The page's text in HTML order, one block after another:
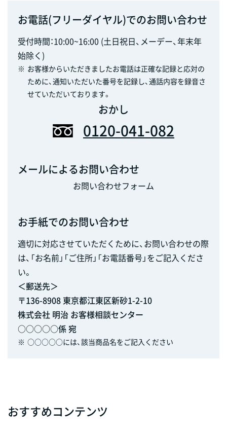
お電話(フリーダイヤル)でのお問い合わせ
受付時間：10:00~16:00 (土日祝日、メーデー、年末年
始除く)
※ お客様からいただきましたお電話は正確な記録と応対の
ために、通知いただいた番号を記録し、通話内容を録音さ
せていただいております。
おかし
0120-041-082
メールによるお問い合わせ
お問い合わせフォーム
お手紙でのお問い合わせ
適切に対応させていただくために、お問い合わせの際
は、「お名前」「ご住所」「お電話番号」をご記入くださ
い。
＜郵送先＞
〒136-8908 東京都江東区新砂1-2-10
株式会社 明治 お客様相談センター
○○○○○係 宛
※ ○○○○○には、該当商品名をご記入ください
おすすめコンテンツ